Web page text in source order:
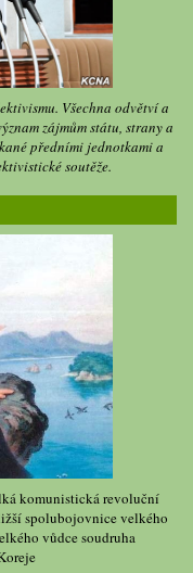
Všechna odvětví a
zájmům státu, strany a
předními jednotkami a
soutěže.
komunistická revoluční
spolubojovnice velkého
vůdce soudruha